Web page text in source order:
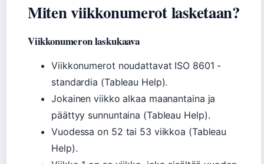
Miten viikkonumerot lasketaan?
Viikkonumeron laskukaava
Viikkonumerot noudattavat ISO 8601 -
standardia (Tableau Help).
Jokainen viikko alkaa maanantaina ja
päättyy sunnuntaina (Tableau Help).
Vuodessa on 52 tai 53 viikkoa (Tableau
Help).